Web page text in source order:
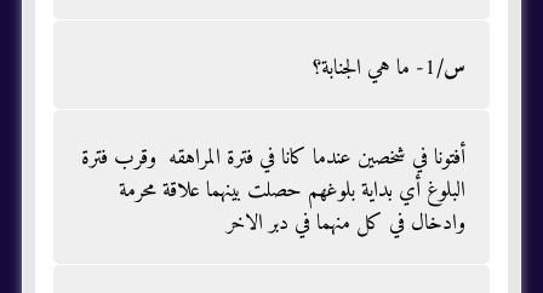
س/1- ما هي الجنابة؟
أفتونا في شخصين عندما كانا في فترة المراهقه وقرب فترة
البلوغ أي بداية بلوغهم حصلت بينهما علاقة محرمة
وادخال في كل منهما في دبر الاخر